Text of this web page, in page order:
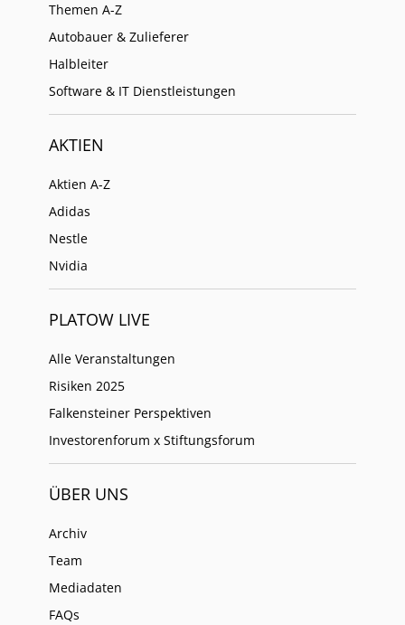
Themen A-Z
Autobauer & Zulieferer
Halbleiter
Software & IT Dienstleistungen
AKTIEN
Aktien A-Z
Adidas
Nestle
Nvidia
PLATOW LIVE
Alle Veranstaltungen
Risiken 2025
Falkensteiner Perspektiven
Investorenforum x Stiftungsforum
ÜBER UNS
Archiv
Team
Mediadaten
FAQs